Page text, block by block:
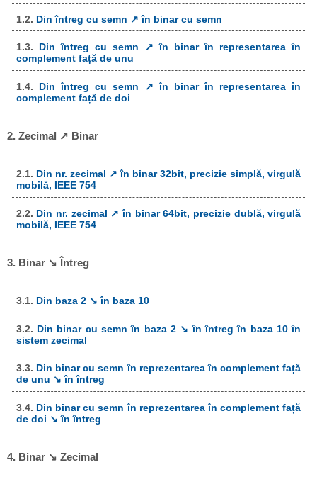
1.2. Din întreg cu semn ↗ în binar cu semn
1.3. Din întreg cu semn ↗ în binar în representarea în
complement față de unu
1.4. Din întreg cu semn ↗ în binar în representarea în
complement față de doi
2. Zecimal ↗ Binar
2.1. Din nr. zecimal ↗ în binar 32bit, precizie simplă, virgulă
mobilă, IEEE 754
2.2. Din nr. zecimal ↗ în binar 64bit, precizie dublă, virgulă
mobilă, IEEE 754
3. Binar ↘ Întreg
3.1. Din baza 2 ↘ în baza 10
3.2. Din binar cu semn în baza 2 ↘ în întreg în baza 10 în
sistem zecimal
3.3. Din binar cu semn în reprezentarea în complement față
de unu ↘ în întreg
3.4. Din binar cu semn în reprezentarea în complement față
de doi ↘ în întreg
4. Binar ↘ Zecimal